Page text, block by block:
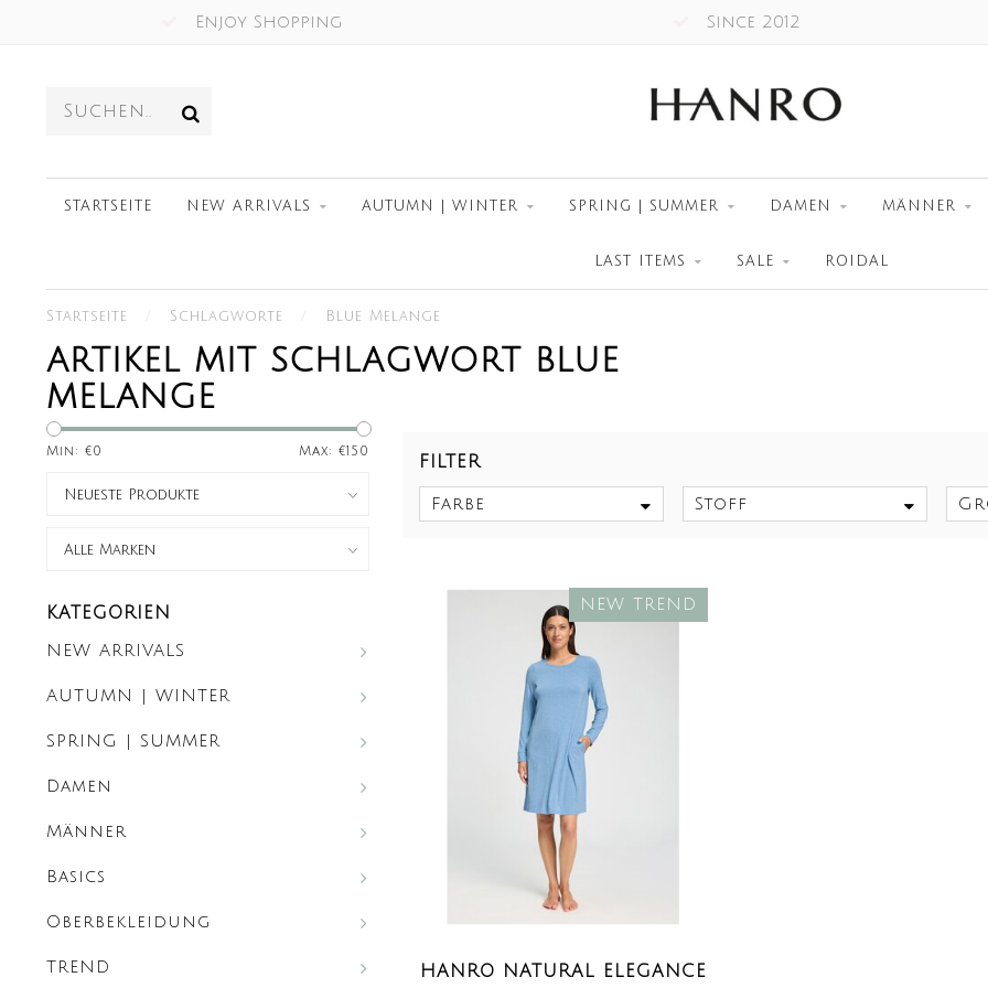
Enjoy Shopping Since 2012
STARTSEITE NEW ARRIVALS AUTUMN | WINTER SPRING | SUMMER DAMEN MÄNNER
LAST ITEMS SALE ROIDAL
Startseite Schlagworte Blue Melange
ARTIKEL MIT SCHLAGWORT BLUE
MELANGE
Min: €0 Max: €150
KATEGORIEN
NEW ARRIVALS
AUTUMN | WINTER
SPRING | SUMMER
Damen
Männer
Basics
Oberbekleidung
TREND
FILTER
Farbe Stoff
NEW TREND
HANRO NATURAL ELEGANCE